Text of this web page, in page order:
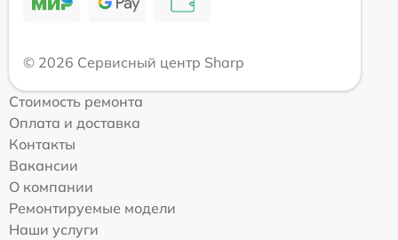
© 2026 Сервисный центр Sharp
Стоимость ремонта
Оплата и доставка
Контакты
Вакансии
О компании
Ремонтируемые модели
Наши услуги